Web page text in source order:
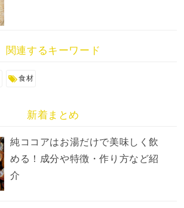
関連するキーワード
食材
新着まとめ
純ココアはお湯だけで美味しく飲
める！成分や特徴・作り方など紹
介